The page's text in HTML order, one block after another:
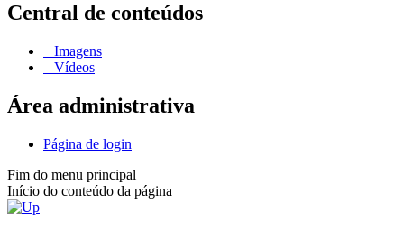
Central de conteúdos
Imagens
Vídeos
Área administrativa
Página de login
Fim do menu principal
Início do conteúdo da página